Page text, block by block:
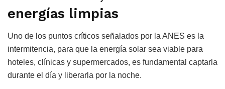
energías limpias
Uno de los puntos críticos señalados por la ANES es la
intermitencia, para que la energía solar sea viable para
hoteles, clínicas y supermercados, es fundamental captarla
durante el día y liberarla por la noche.